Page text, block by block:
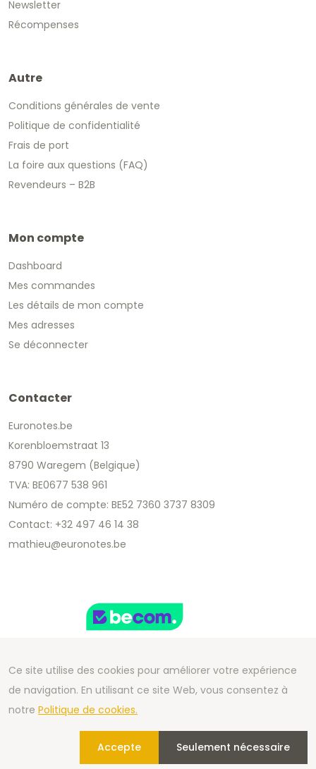
Newsletter
Récompenses
Autre
Conditions générales de vente
Politique de confidentialité
Frais de port
La foire aux questions (FAQ)
Revendeurs – B2B
Mon compte
Dashboard
Mes commandes
Les détails de mon compte
Mes adresses
Se déconnecter
Contacter
Euronotes.be
Korenbloemstraat 13
8790 Waregem (Belgique)
TVA: BE0677 538 961
Numéro de compte: BE52 7360 3737 8309
Contact: +32 497 46 14 38
mathieu@euronotes.be
Copyright 2026 We Can Do Better Online BV
Development by2mprove
Ce site utilise des cookies pour améliorer votre expérience
de navigation. En utilisant ce site Web, vous consentez à
notre Politique de cookies.
Accepte Seulement nécessaire